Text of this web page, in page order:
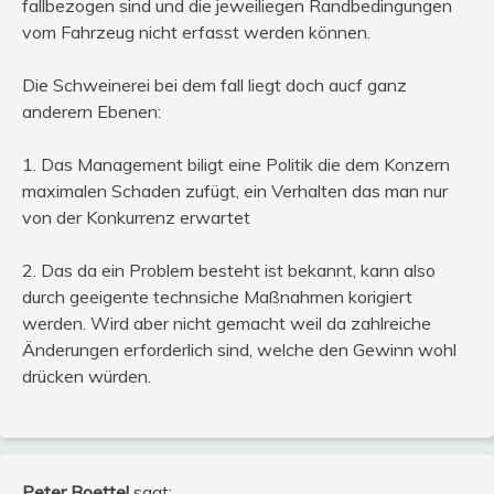
fallbezogen sind und die jeweiliegen Randbedingungen
vom Fahrzeug nicht erfasst werden können.
Die Schweinerei bei dem fall liegt doch aucf ganz
anderern Ebenen:
1. Das Management biligt eine Politik die dem Konzern
maximalen Schaden zufügt, ein Verhalten das man nur
von der Konkurrenz erwartet
2. Das da ein Problem besteht ist bekannt, kann also
durch geeigente technsiche Maßnahmen korigiert
werden. Wird aber nicht gemacht weil da zahlreiche
Änderungen erforderlich sind, welche den Gewinn wohl
drücken würden.